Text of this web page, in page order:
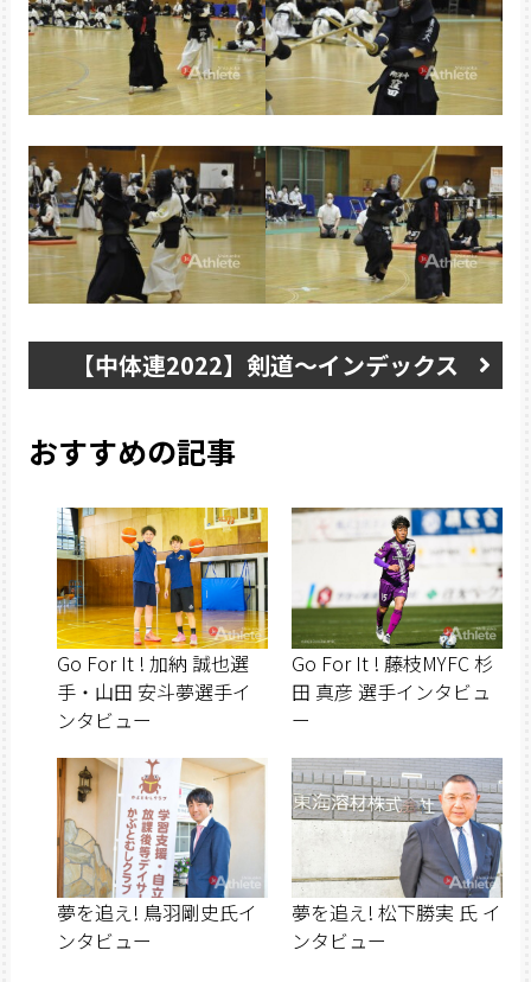
【中体連2022】剣道〜インデックス
おすすめの記事
Go For It ! 加納 誠也選
手・山田 安斗夢選手イ
ンタビュー
Go For It ! 藤枝MYFC 杉
田 真彦 選手インタビュ
ー
夢を追え! 鳥羽剛史氏イ
ンタビュー
夢を追え! 松下勝実 氏 イ
ンタビュー